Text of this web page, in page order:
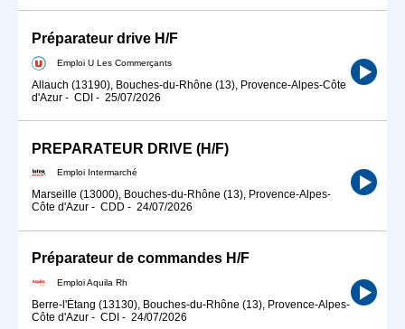
Préparateur drive H/F
Emploi U Les Commerçants
Allauch (13190), Bouches-du-Rhône (13), Provence-Alpes-Côte
d'Azur - CDI - 25/07/2026
PREPARATEUR DRIVE (H/F)
Emploi Intermarché
Marseille (13000), Bouches-du-Rhône (13), Provence-Alpes-
Côte d'Azur - CDD - 24/07/2026
Préparateur de commandes H/F
Emploi Aquila Rh
Berre-l'Étang (13130), Bouches-du-Rhône (13), Provence-Alpes-
Côte d'Azur - CDI - 24/07/2026